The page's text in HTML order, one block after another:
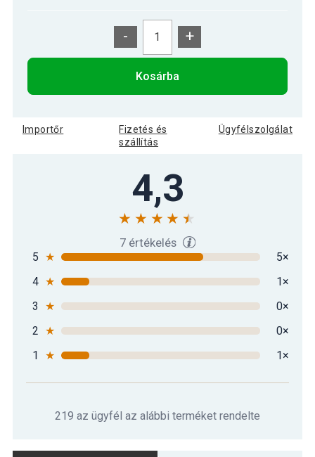
- +
Kosárba
Importőr
Fizetés és
szállítás
Ügyfélszolgálat
4,3
7 értékelés
5 ★
5×
4 ★
1×
3
★
0×
2 ★
0×
1
★ 1×
219 az ügyfél az alábbi terméket rendelte